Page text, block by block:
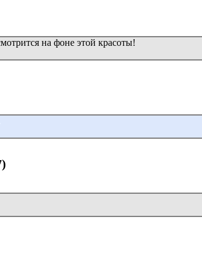
на фоне этой красоты!